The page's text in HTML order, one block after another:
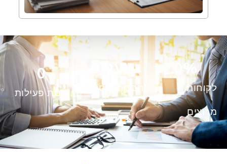
לקוחות
מרוצים
%
0
חברות ועסקים
מעל
שנות פעילות
0